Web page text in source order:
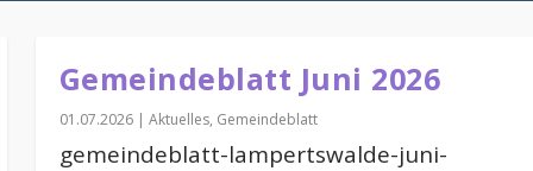
Gemeindeblatt Juni 2026
01.07.2026| Aktuelles, Gemeindeblatt
gemeindeblatt-lampertswalde-juni-